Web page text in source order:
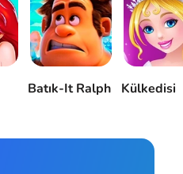
Batık-It Ralph Külkedisi